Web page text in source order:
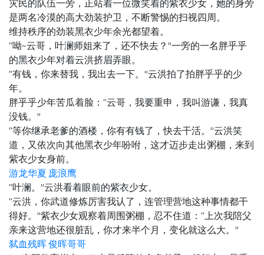
灾民的队伍一旁，正站着一位微笑着的紫衣少女，她的身旁
是两名冷漠的高大劲装护卫，不断警惕的扫视四周。
维持秩序的劲装黑衣少年余光都望着。
“呦~云哥，叶澜师姐来了，还不快去？”一旁的一名胖乎乎
的黑衣少年对着云洪挤眉弄眼。
“有钱，你来替我，我出去一下。”云洪拍了拍胖乎乎的少
年。
胖乎乎少年苦瓜着脸：“云哥，我要重申，我叫游谦，我真
没钱。”
“等你继承老爹的酒楼，你有有钱了，快去干活。”云洪笑
道，又依次向其他黑衣少年吩咐，这才迈步走出粥棚，来到
紫衣少女身前。
游龙华夏 庞浪鹰
“叶澜。”云洪看着眼前的紫衣少女。
“云洪，你武道修炼厉害我认了，连管理营地这种事情都干
得好。”紫衣少女观察着周围粥棚，忍不住道：“上次我陪父
亲来这营地还很脏乱，你才来半个月，变化就这么大。”
弑血残晖 俊晖哥哥